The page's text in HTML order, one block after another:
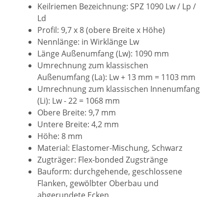
Keilriemen Bezeichnung: SPZ 1090 Lw / Lp /
Ld
Profil: 9,7 x 8 (obere Breite x Höhe)
Nennlänge: in Wirklänge Lw
Länge Außenumfang (Lw): 1090 mm
Umrechnung zum klassischen
Außenumfang (La): Lw + 13 mm = 1103 mm
Umrechnung zum klassischen Innenumfang
(Li): Lw - 22 = 1068 mm
Obere Breite: 9,7 mm
Untere Breite: 4,2 mm
Höhe: 8 mm
Material: Elastomer-Mischung, Schwarz
Zugträger: Flex-bonded Zugstränge
Bauform: durchgehende, geschlossene
Flanken, gewölbter Oberbau und